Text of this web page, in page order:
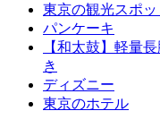
東京の観光スポッ
パンケーキ
【和太鼓】軽量
き
ディズニー
東京のホテル